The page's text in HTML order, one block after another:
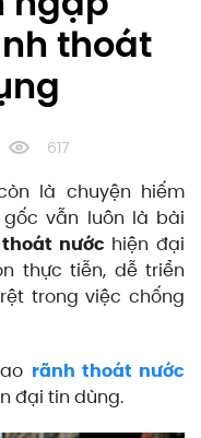
thoát
617
là chuyện hiếm
vẫn luôn là bài
nước hiện đại
thực tiễn, dễ triển
trong việc chống
rãnh thoát nước
đại tin dùng.